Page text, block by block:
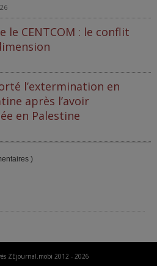
le CENTCOM : le conflit
l’extermination en
après l’avoir
en Palestine
)
ZEjournal.mobi 2012 - 2026